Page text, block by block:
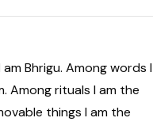
Bhrigu. Among words I
Among rituals I am the
things I am the